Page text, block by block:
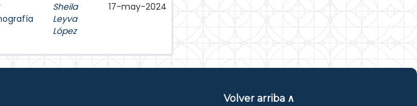
Sheila
Leyva
López
17-may-2024
Volver arriba ∧